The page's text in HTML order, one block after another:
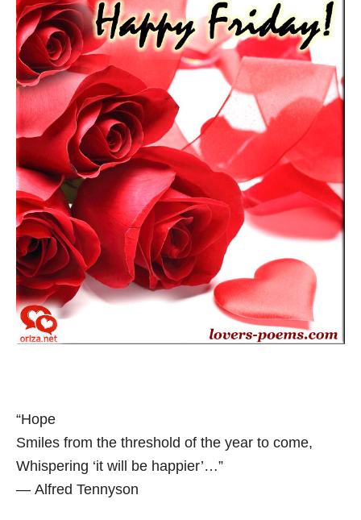
“Hope
Smiles from the threshold of the year to come,
Whispering ‘it will be happier’…”
― Alfred Tennyson